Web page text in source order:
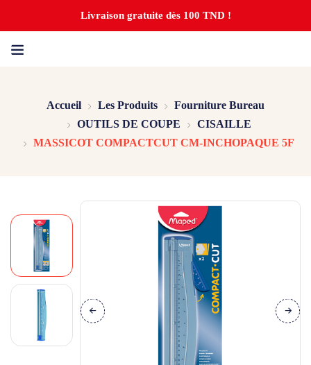
Livraison gratuite dès 100 TND !
Accueil Les Produits
Fourniture Bureau
OUTILS DE COUPE
CISAILLE
MASSICOT COMPACTCUT CM-INCHOPAQUE 5F